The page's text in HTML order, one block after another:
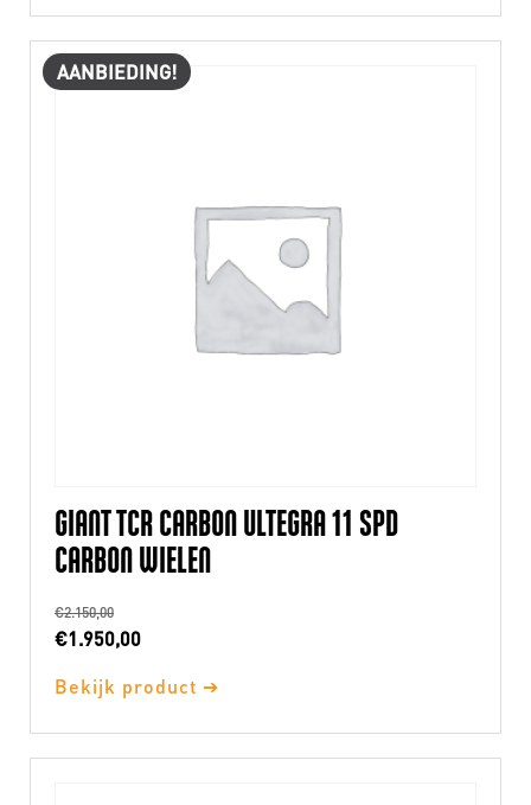
AANBIEDING!
GIANT TCR CARBON ULTEGRA 11 SPD
CARBON WIELEN
€2.150,00
Oorspronkelijke
was:
€1.950,00Huidige
is:
Bekijk product ➔